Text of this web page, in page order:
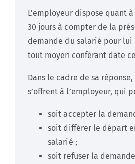
L’employeur dispose quant
30 jours à compter de la
demande du salarié pour
tout moyen conférant date
Dans le cadre de sa
s’offrent à l’employeur, qui
soit accepter la
soit différer le départ
salarié ;
soit refuser la